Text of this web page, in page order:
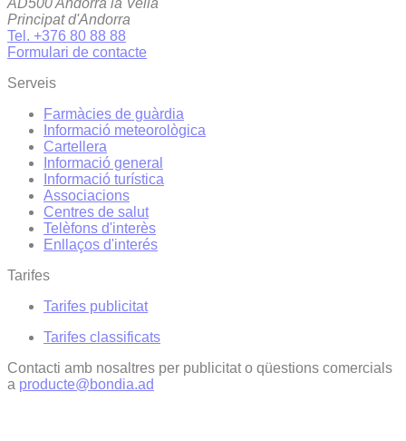
AD500 Andorra la Vella
Principat d'Andorra
Tel. +376 80 88 88
Formulari de contacte
Serveis
Farmàcies de guàrdia
Informació meteorològica
Cartellera
Informació general
Informació turística
Associacions
Centres de salut
Telèfons d'interès
Enllaços d'interés
Tarifes
Tarifes publicitat
Tarifes classificats
Contacti amb nosaltres per publicitat o qüestions comercials
a producte@bondia.ad